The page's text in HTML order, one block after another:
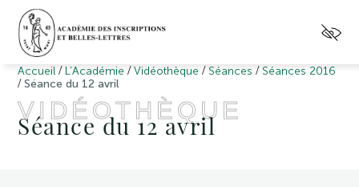
Accueil / L’Académie /Vidéothèque / Séances / Séances 2016
/Séance du 12 avril
VIDÉOTHÈQUE
Séance du 12 avril